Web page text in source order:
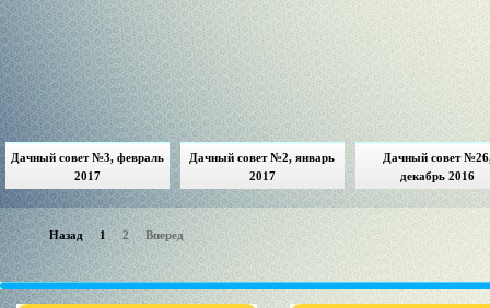
Дачный совет №3, февраль
2017
Дачный совет №2, январь
2017
Дачный совет
декабрь 2016
Назад 1 2 Вперед